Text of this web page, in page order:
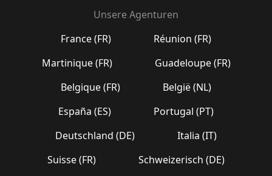
Unsere Agenturen
France (FR)
Réunion (FR)
Martinique (FR)
Guadeloupe (FR)
Belgique (FR)
België (NL)
España (ES)
Portugal (PT)
Deutschland (DE)
Italia (IT)
Suisse (FR)
Schweizerisch (DE)